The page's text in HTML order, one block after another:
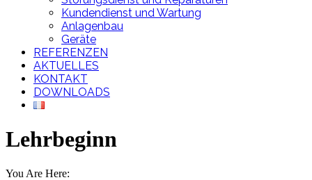
Kundendienst und Wartung
Anlagenbau
Geräte
REFERENZEN
AKTUELLES
KONTAKT
DOWNLOADS
Lehrbeginn
You Are Here: